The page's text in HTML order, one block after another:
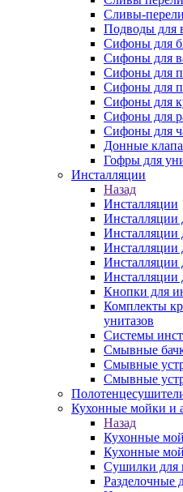
Сливы-
Подводы для
Сифоны для
Сифоны для
Сифоны для
Сифоны для
Сифоны для
Сифоны для
Сифоны для
Донные
Гофры для
Инсталляции
Назад
Инсталляции
Инсталляции
Инсталляции
Инсталляции
Инсталляции
Инсталляции
Кнопки для
Комплекты
унитазов
Системы
Смывные
Смывные
Смывные
Кухонные мойки и
Назад
Кухонные
Кухонные
Сушилки для
Разделочные